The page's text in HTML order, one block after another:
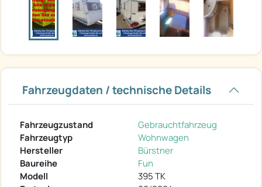
Fahrzeugdaten / technische Details
Fahrzeugzustand
Gebrauchtfahrzeug
Fahrzeugtyp
Wohnwagen
Hersteller
Bürstner
Baureihe
Fun
Modell
395 TK